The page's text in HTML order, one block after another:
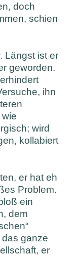
doch
schien
Längst ist er
geworden.
ihn
wird
kollabiert
er hat eh
Problem.
ein
dem
ganze
er